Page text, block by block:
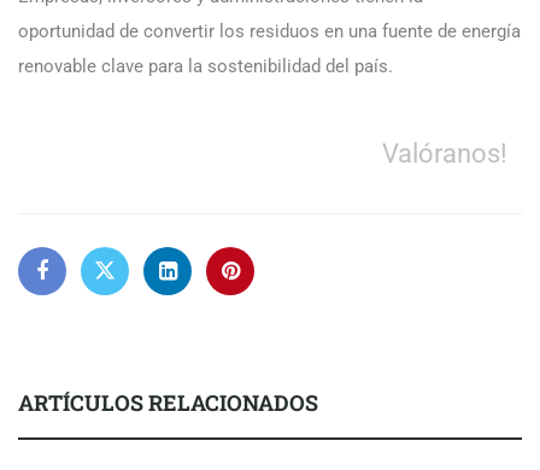
oportunidad de convertir los residuos en una fuente de energía
renovable clave para la sostenibilidad del país.
Valóranos!
ARTÍCULOS RELACIONADOS